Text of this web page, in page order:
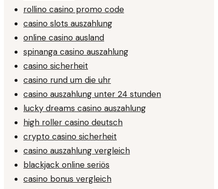
rollino casino promo code
casino slots auszahlung
online casino ausland
spinanga casino auszahlung
casino sicherheit
casino rund um die uhr
casino auszahlung unter 24 stunden
lucky dreams casino auszahlung
high roller casino deutsch
crypto casino sicherheit
casino auszahlung vergleich
blackjack online seriös
casino bonus vergleich